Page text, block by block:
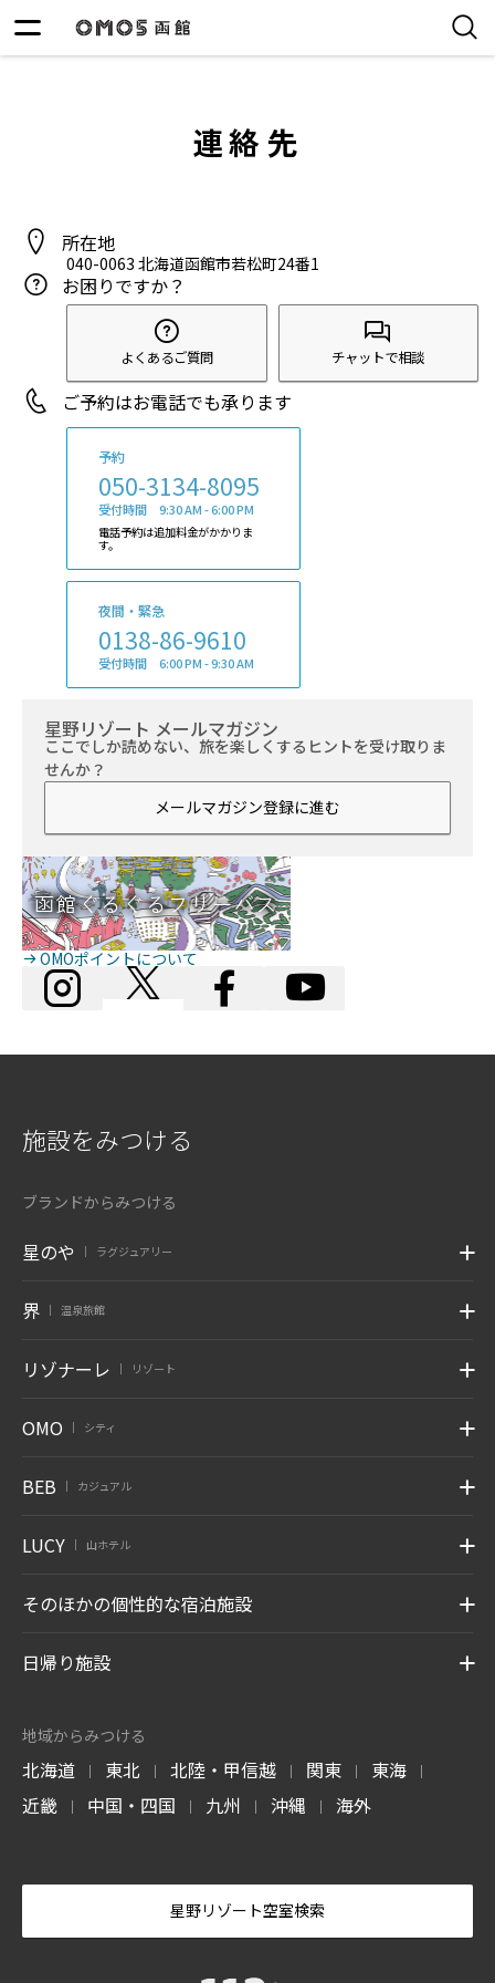
連絡先
所在地
040-0063 北海道函館市若松町24番1
お困りですか？
よくあるご質問 チャットで相談
ご予約はお電話でも承ります
予約
050-3134-8095
受付時間 9:30 AM - 6:00 PM
電話予約は追加料金がかかりま
す。
夜間・緊急
0138-86-9610
受付時間 6:00 PM - 9:30 AM
星野リゾート メールマガジン
ここでしか読めない、旅を楽しくするヒントを受け取りま
せんか？
メールマガジン登録に進む
函館ぐるぐるフリーバス
OMOポイントについて
施設をみつける
ブランドからみつける
星のや ラグジュアリー
界 温泉旅館
リゾナーレ リゾート
OMO シティ
BEB カジュアル
LUCY 山ホテル
そのほかの個性的な宿泊施設
日帰り施設
地域からみつける
北海道 | 東北 | 北陸・甲信越 | 関東 | 東海 |
近畿 | 中国・四国 | 九州 | 沖縄 | 海外
星野リゾート空室検索